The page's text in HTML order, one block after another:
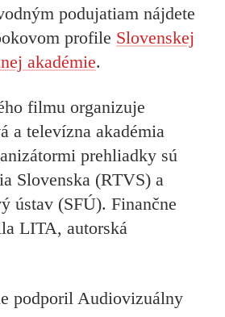
podujatiam nájdete
profile Slovenskej
akadémie.
filmu organizuje
a televízna akadémia
prehliadky sú
Slovenska (RTVS) a
ústav (SFÚ). Finančne
LITA, autorská
podporil Audiovizuálny